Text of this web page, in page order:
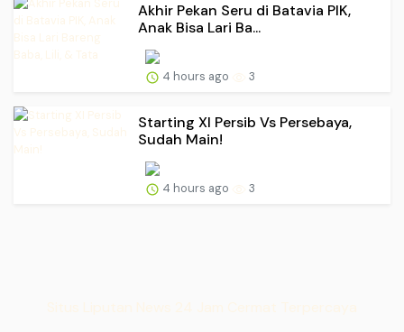
Akhir Pekan Seru di Batavia PIK,
Anak Bisa Lari Ba...
4 hours ago 3
Starting XI Persib Vs Persebaya,
Sudah Main!
4 hours ago 3